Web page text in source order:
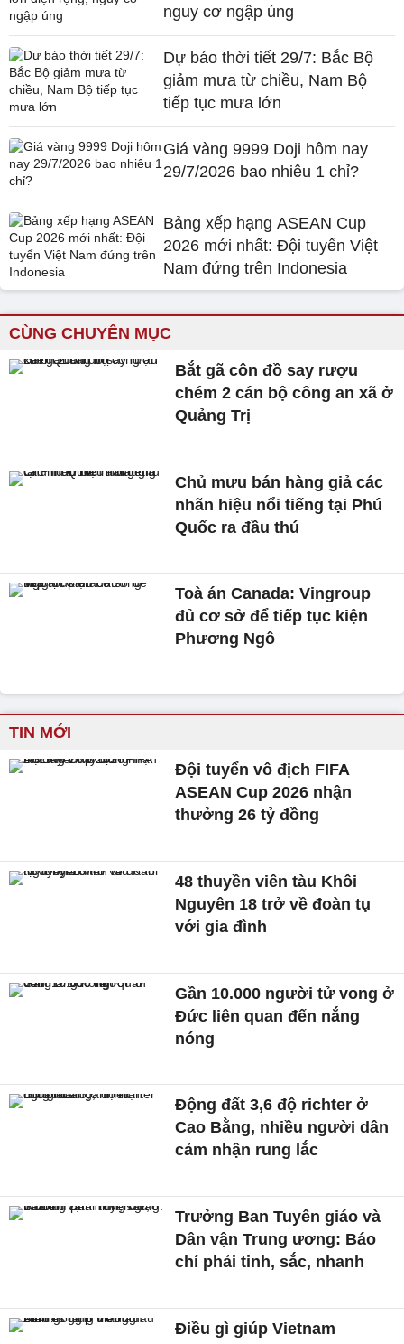
nguy cơ ngập úng
Dự báo thời tiết 29/7: Bắc Bộ
giảm mưa từ chiều, Nam Bộ
tiếp tục mưa lớn
Giá vàng 9999 Doji hôm nay
29/7/2026 bao nhiêu 1 chỉ?
Bảng xếp hạng ASEAN Cup
2026 mới nhất: Đội tuyển Việt
Nam đứng trên Indonesia
CÙNG CHUYÊN MỤC
Bắt gã côn đồ say rượu
chém 2 cán bộ công an xã ở
Quảng Trị
Chủ mưu bán hàng giả các
nhãn hiệu nổi tiếng tại Phú
Quốc ra đầu thú
Toà án Canada: Vingroup
đủ cơ sở để tiếp tục kiện
Phương Ngô
TIN MỚI
Đội tuyển vô địch FIFA
ASEAN Cup 2026 nhận
thưởng 26 tỷ đồng
48 thuyền viên tàu Khôi
Nguyên 18 trở về đoàn tụ
với gia đình
Gần 10.000 người tử vong ở
Đức liên quan đến nắng
nóng
Động đất 3,6 độ richter ở
Cao Bằng, nhiều người dân
cảm nhận rung lắc
Trưởng Ban Tuyên giáo và
Dân vận Trung ương: Báo
chí phải tinh, sắc, nhanh
Điều gì giúp Vietnam